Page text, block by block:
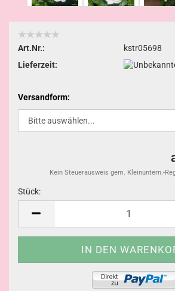
Art.Nr.:
kstr05698
Lieferzeit:
Versandform:
Kein Steuerausweis gem. Kleinuntern.-
Stück: